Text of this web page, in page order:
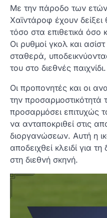
Με την πάροδο των
Χαϊντάροφ έχουν δείξει
τόσο στα επιθετικά όσο
Οι ρυθμοί γκολ και
σταθερά,
του στο διεθνές παιχνίδι.
Οι προπονητές και οι
την προσαρμοστικότητά
προσαρμόσει επιτυχώς
να ανταποκριθεί στις
διοργανώσεων. Αυτή η
αποδειχθεί κλειδί για
στη διεθνή σκηνή.